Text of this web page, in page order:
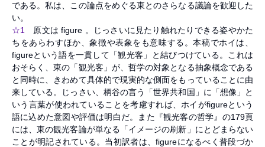
である。私は、この論点をめぐる東とのさらなる議論を歓迎した
い。
☆1
原文は figure 。じっさいに見たり触れたりできる姿やかた
ちをあらわすほか、象徴や表象をも意味する。本稿でホイは、
figureという語を一貫して「観光客」と結びつけている。これは
おそらく、東の「観光客」が、哲学の対象となる抽象概念である
と同時に、きわめて具体的で現実的な側面をもっていることに由
来している。じっさい、柄谷の言う「世界共和国」に「想像」と
いう言葉が使われていることを考慮すれば、ホイがfigureという
語に込めた意図や評価は明白だ。また『観光客の哲学』の179頁
には、東の観光客論が単なる「イメージの刷新」にとどまらない
ことが明記されている。当初訳者は、figureになるべく普段づか